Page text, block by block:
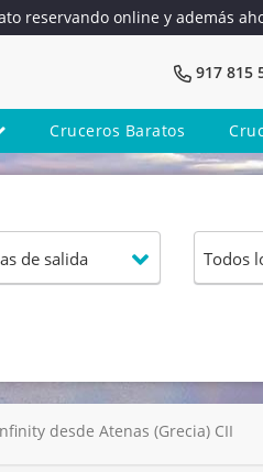
reservando online y además
917 815
Cruceros Baratos
desde Atenas (Grecia) CII